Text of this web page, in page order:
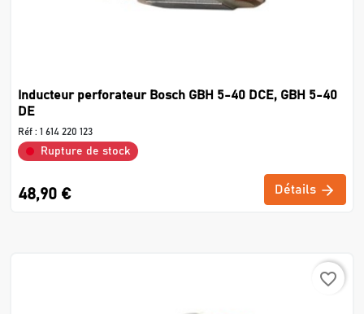
Inducteur perforateur Bosch GBH 5-40 DCE, GBH 5-40
DE
Réf : 1 614 220 123
Rupture de stock
48,90 € Détails
favorite_border